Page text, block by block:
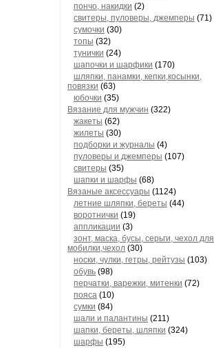
пончо, накидки (2)
свитеры, пуловеры, джемперы (71)
сумочки (30)
топы (32)
тунички (24)
шапочки и шарфики (170)
шляпки, панамки, кепки,косынки,
повязки (63)
юбочки (35)
Вязание для мужчин (322)
жакеты (62)
жилеты (30)
подборки и журналы (4)
пуловеры и джемперы (107)
свитеры (35)
шапки и шарфы (68)
Вязаные аксессуары (1124)
летние шляпки, береты (44)
воротнички (19)
аппликации (3)
зонт, маска, бусы, серьги, чехол для
мобилки,чехол (30)
носки, чулки, гетры, рейтузы (103)
обувь (98)
перчатки, варежки, митенки (72)
пояса (10)
сумки (84)
шали и палантины (211)
шапки, береты, шляпки (324)
шарфы (195)